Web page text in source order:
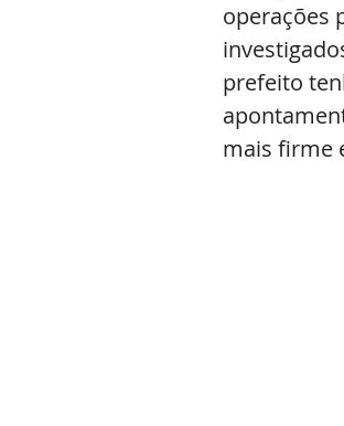
operações
prefeito
mais firme